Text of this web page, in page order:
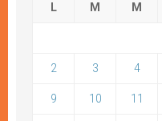
L M M
2 3 4
9 10 11